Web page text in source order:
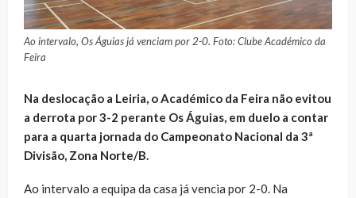
Ao intervalo, Os Águias já venciam por 2-0. Foto: Clube Académico da
Feira
Na deslocação a Leiria, o Académico da Feira não evitou
a derrota por 3-2 perante Os Águias, em duelo a contar
para a quarta jornada do Campeonato Nacional da 3ª
Divisão, Zona Norte/B.
Ao intervalo a equipa da casa já vencia por 2-0. Na